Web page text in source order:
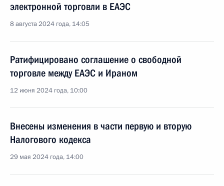
электронной торговли в ЕАЭС
8 августа 2024 года, 14:05
Ратифицировано соглашение о свободной
торговле между ЕАЭС и Ираном
12 июня 2024 года, 10:00
Внесены изменения в части первую и вторую
Налогового кодекса
29 мая 2024 года, 14:00